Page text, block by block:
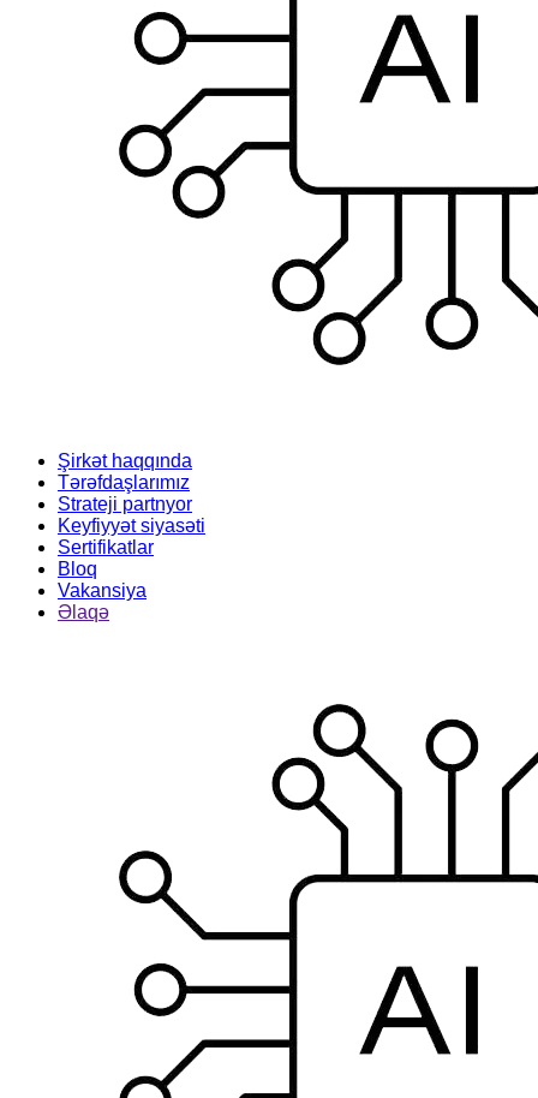
Şirkət haqqında
Tərəfdaşlarımız
Strateji partnyor
Keyfiyyət siyasəti
Sertifikatlar
Bloq
Vakansiya
Əlaqə